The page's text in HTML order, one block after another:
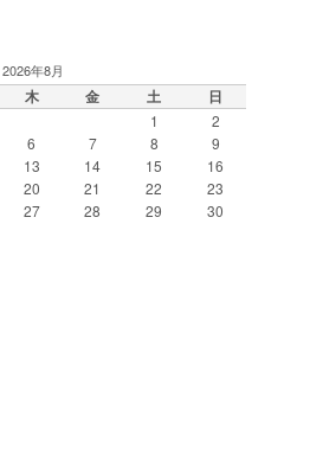
2026年8月
木 金 土 日
1
2
6 7 8
9
13 14 15
16
20 21 22
23
27 28 29
30